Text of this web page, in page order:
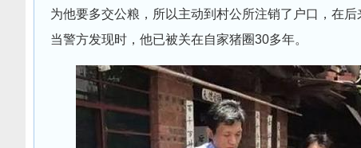
为他要多交公粮，所以主动到村公所注销了户口，在
当警方发现时，他已被关在自家猪圈30多年。